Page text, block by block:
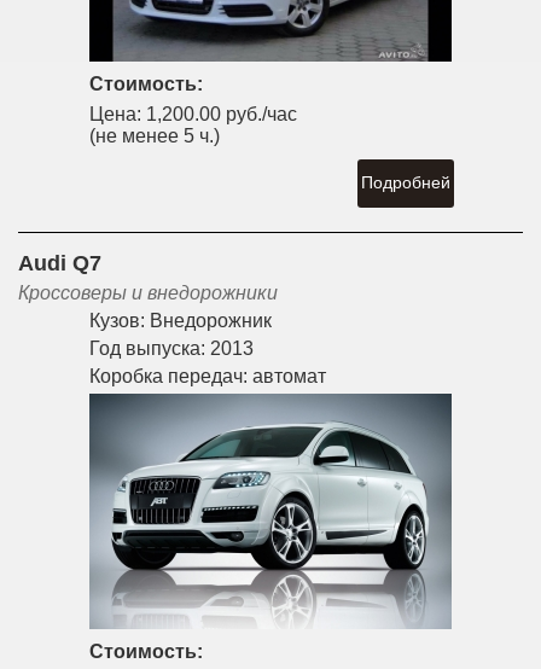
Стоимость:
Цена: 1,200.00 руб./час
(не менее 5 ч.)
Подробней
Audi Q7
Кроссоверы и внедорожники
Кузов: Внедорожник
Год выпуска: 2013
Коробка передач: автомат
Стоимость: